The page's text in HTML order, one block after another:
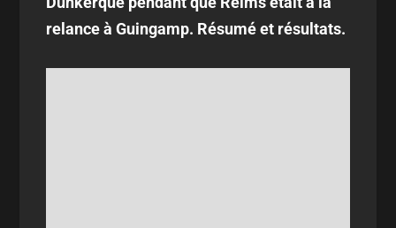
relance à Guingamp. Résumé et résultats.